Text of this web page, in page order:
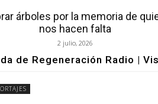
árboles por la memoria de
nos hacen falta
2 julio, 2026
de Regeneración Radio |